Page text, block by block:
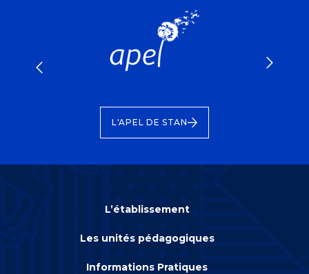
L'APEL DE STAN
L’établissement
Les unités pédagogiques
Informations Pratiques